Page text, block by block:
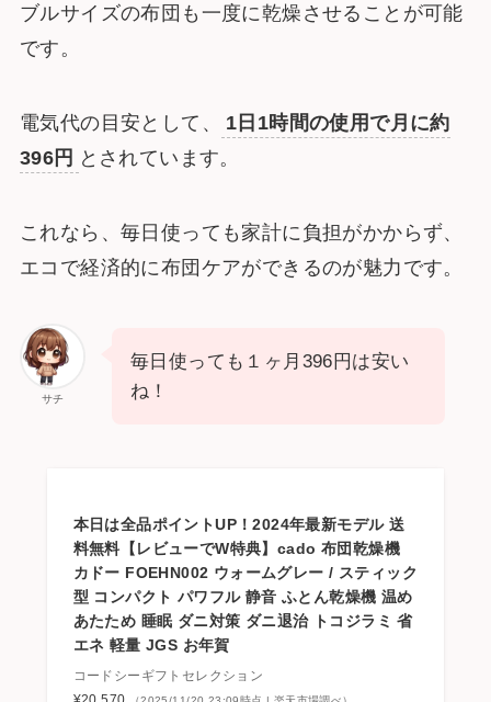
ブルサイズの布団も一度に乾燥させることが可能
です。
電気代の目安として、
1日1時間の使用で月に約
396円 とされています。
これなら、毎日使っても家計に負担がかからず、
エコで経済的に布団ケアができるのが魅力です。
サチ
毎日使っても１ヶ月396円は安い
ね！
本日は全品ポイントUP！2024年最新モデル 送
料無料【レビューでW特典】cado 布団乾燥機
カドー FOEHN002 ウォームグレー / スティック
型 コンパクト パワフル 静音 ふとん乾燥機 温め
あたため 睡眠 ダニ対策 ダニ退治 トコジラミ 省
エネ 軽量 JGS お年賀
コードシーギフトセレクション